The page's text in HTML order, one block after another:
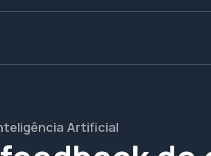
Artificial